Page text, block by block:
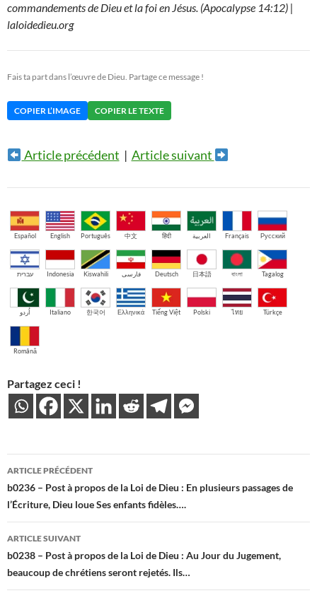
commandements de Dieu et la foi en Jésus. (Apocalypse 14:12) |
laloidedieu.org
Fais ta part dans l’œuvre de Dieu. Partage ce message !
COPIER L’IMAGE COPIER LE TEXTE
Article précédent | Article suivant
Español English Português 中文 हिंदी العربية Français Русский
עברית Indonesia Kiswahili فارسی Deutsch 日本語 বাংলা Tagalog
اُردو Italiano 한국어 Ελληνικά Tiếng Việt Polski ไทย Türkçe
Română
Partagez ceci !
Navigation
des
articles
ARTICLE PRÉCÉDENT
b0236 – Post à propos de la Loi de Dieu : En plusieurs passages de
l’Écriture, Dieu loue Ses enfants fidèles….
ARTICLE SUIVANT
b0238 – Post à propos de la Loi de Dieu : Au Jour du Jugement,
beaucoup de chrétiens seront rejetés. Ils…